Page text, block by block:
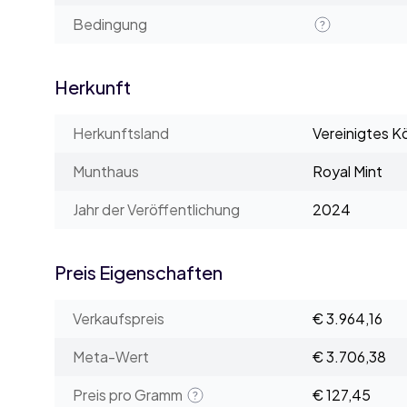
Bedingung
Herkunft
Herkunftsland
Vereinigtes
Munthaus
Royal Mint
Jahr der Veröffentlichung
2024
Preis Eigenschaften
Verkaufspreis
€ 3.964,16
Meta-Wert
€ 3.706,38
Preis pro Gramm
€ 127,45